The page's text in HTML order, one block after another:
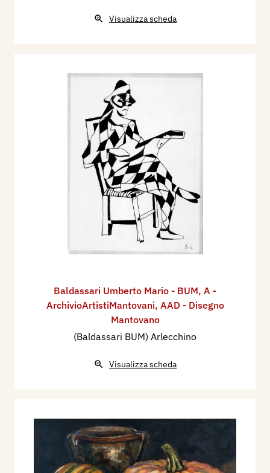
Visualizza scheda
Baldassari Umberto Mario - BUM, A -
ArchivioArtistiMantovani, AAD - Disegno
Mantovano
(Baldassari BUM) Arlecchino
Visualizza scheda